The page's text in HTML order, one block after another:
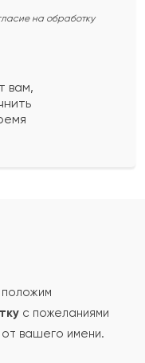
на обработку
вам,
с пожеланиями
вашего имени.